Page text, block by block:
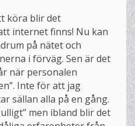
köra blir det
internet finns! Nu kan
på nätet och
i förväg. Sen är det
när personalen
Inte för att jag
sällan alla på en gång.
men ibland blir det